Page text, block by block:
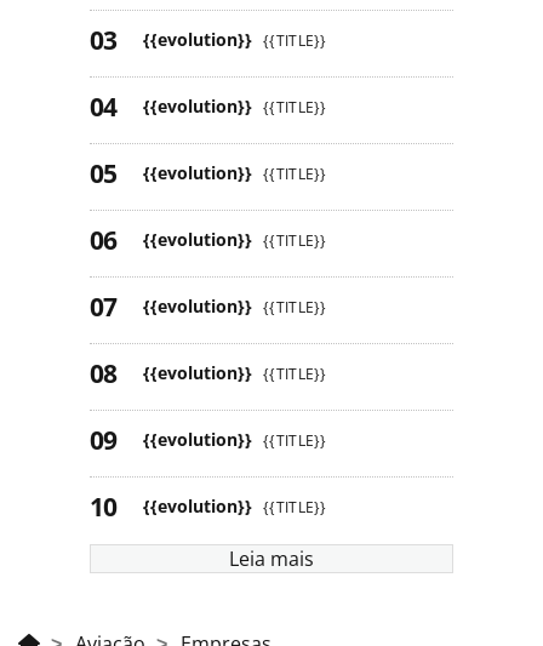
{{evolution}} {{TITLE}}
{{evolution}} {{TITLE}}
{{evolution}} {{TITLE}}
{{evolution}} {{TITLE}}
{{evolution}} {{TITLE}}
{{evolution}} {{TITLE}}
{{evolution}} {{TITLE}}
{{evolution}} {{TITLE}}
Leia mais